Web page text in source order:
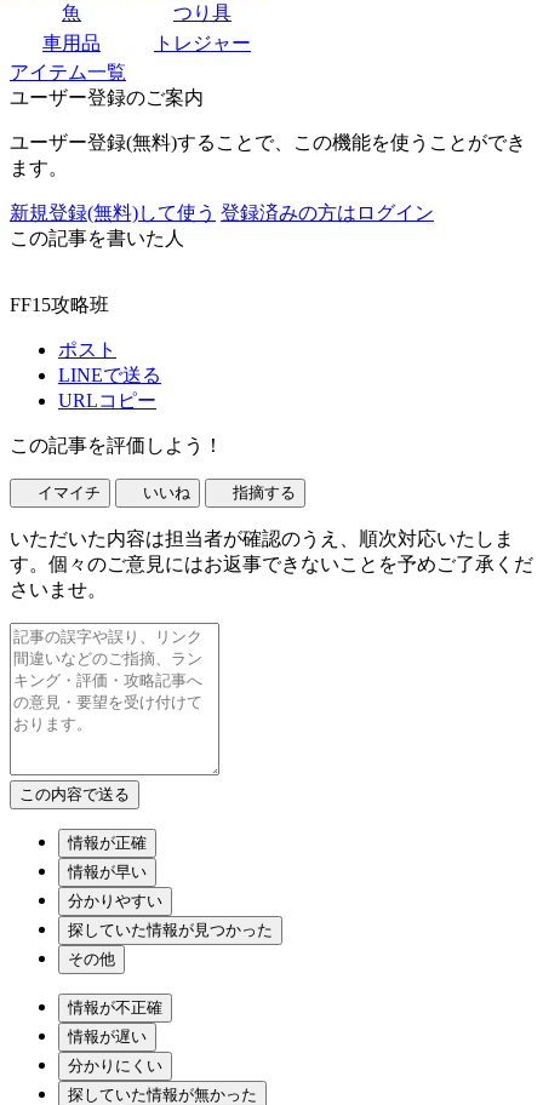
魚
つり具
車用品
トレジャー
アイテム一覧
ユーザー登録のご案内
ユーザー登録(無料)することで、この機能を使うことができ
ます。
新規登録(無料)して使う 登録済みの方はログイン
この記事を書いた人
FF15攻略班
ポスト
LINEで送る
URLコピー
この記事を評価しよう！
イマイチ いいね 指摘する
いただいた内容は担当者が確認のうえ、順次対応いたしま
す。個々のご意見にはお返事できないことを予めご了承くだ
さいませ。
情報が正確
情報が早い
分かりやすい
探していた情報が見つかった
その他
情報が不正確
情報が遅い
分かりにくい
探していた情報が無かった